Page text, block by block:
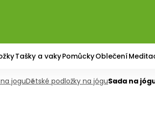
Tašky a vakyPomůckyOblečení
joguDětské podložky na jóguSada na